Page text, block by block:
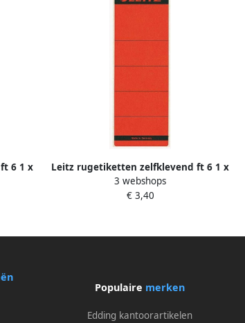
6 1 x
Leitz rugetiketten zelfklevend ft 6 1 x
19 1 cm pak van 10 stuks rood
3 webshops
€ 3,40
Populaire merken
Edding kantoorartikelen